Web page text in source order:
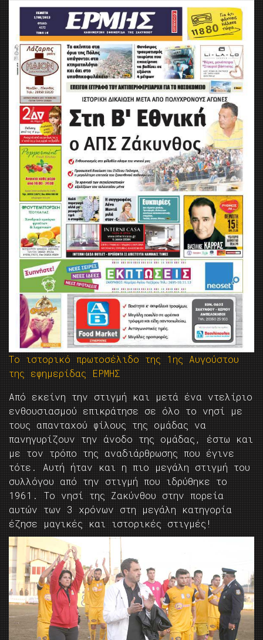
Το ιστορικό πρωτοσέλιδο της 1ης Αυγούστου
της εφημερίδας ΕΡΜΗΣ
Από εκείνη την στιγμή και μετά ένα ντελίριο
ενθουσιασμού επικράτησε σε όλο το νησί με
τους απανταχού φίλους της ομάδας να
πανηγυρίζουν την άνοδο της ομάδας, έστω και
με τον τρόπο της αναδιάρθρωσης που έγινε
τότε. Αυτή ήταν και η πιο μεγάλη στιγμή του
συλλόγου από την στιγμή που ιδρύθηκε το
1961. Το νησί της Ζακύνθου στην πορεία
αυτών των 3 χρόνων στη μεγάλη κατηγορία
έζησε μαγικές και ιστορικές στιγμές!